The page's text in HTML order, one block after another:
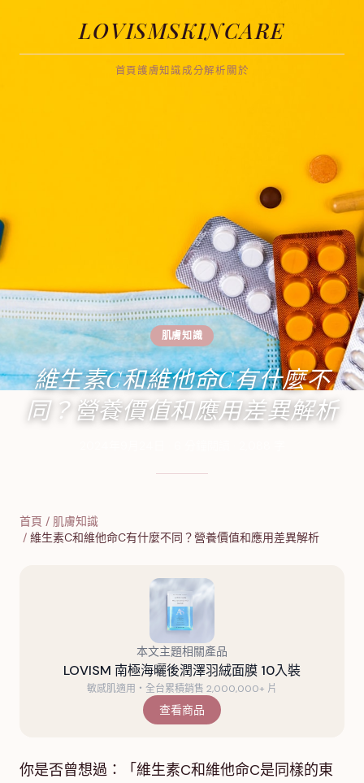
LOVISMSKINCARE
首頁護膚知識成分解析關於
肌膚知識
維生素C和維他命C有什麼不
同？營養價值和應用差異解析
首頁 / 肌膚知識
/ 維生素C和維他命C有什麼不同？營養價值和應用差異解析
本文主題相關產品
LOVISM 南極海曬後潤澤羽絨面膜 10入裝
敏感肌適用・全台累積銷售 2,000,000+ 片
查看商品
你是否曾想過：「維生素C和維他命C是同樣的東